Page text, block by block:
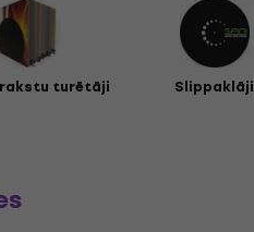
turētāji Slippaklāji